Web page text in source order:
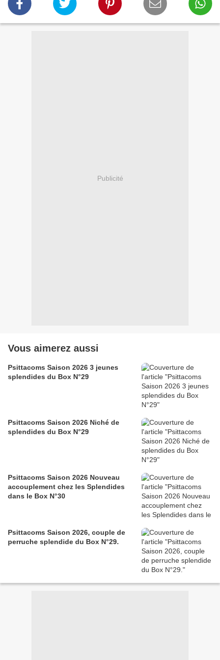
Publicité
Vous aimerez aussi
Psittacoms Saison 2026 3 jeunes
splendides du Box N°29
Psittacoms Saison 2026 Niché de
splendides du Box N°29
Psittacoms Saison 2026 Nouveau
accouplement chez les Splendides
dans le Box N°30
Psittacoms Saison 2026, couple de
perruche splendide du Box N°29.